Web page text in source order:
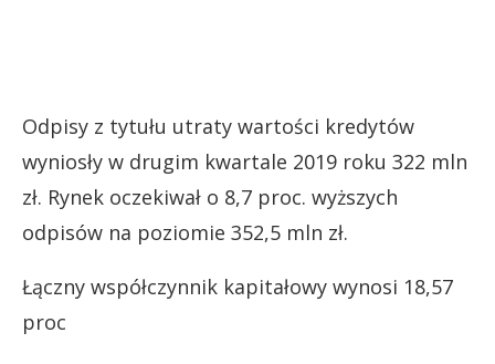
Odpisy z tytułu utraty wartości kredytów
wyniosły w drugim kwartale 2019 roku 322 mln
zł. Rynek oczekiwał o 8,7 proc. wyższych
odpisów na poziomie 352,5 mln zł.
Łączny współczynnik kapitałowy wynosi 18,57
proc